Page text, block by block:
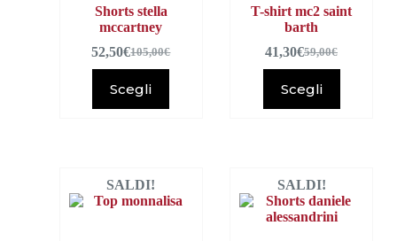
Shorts stella
mccartney
105,00€
52,50€
Scegli
T-shirt mc2 saint
barth
59,00€
41,30€
Scegli
SALDI! SALDI!